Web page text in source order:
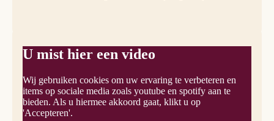
U mist hier een video
Wij gebruiken cookies om uw ervaring te verbeteren en
items op sociale media zoals youtube en spotify aan te
bieden. Als u hiermee akkoord gaat, klikt u op
'Accepteren'.